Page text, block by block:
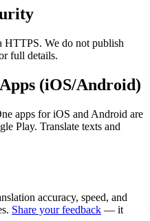
HTTPS. We do not publish
full details.
(iOS/Android)
apps for iOS and Android are
Play. Translate texts and
accuracy, speed, and
Share your feedback — it